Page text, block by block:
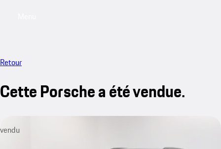
Retour
Cette Porsche a été vendue.
vendu